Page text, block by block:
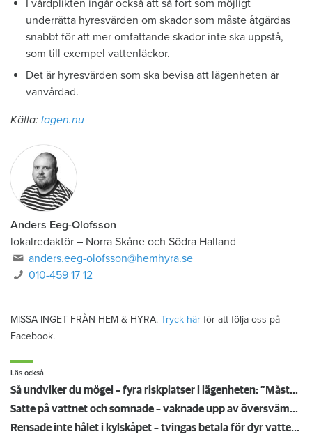
I vårdplikten ingår också att så fort som möjligt
underrätta hyresvärden om skador som måste åtgärdas
snabbt för att mer omfattande skador inte ska uppstå,
som till exempel vattenläckor.
Det är hyresvärden som ska bevisa att lägenheten är
vanvårdad.
Källa: lagen.nu
Anders Eeg-Olofsson
lokalredaktör – Norra Skåne och Södra Halland
anders.eeg-olofsson@hemhyra.se
010-459 17 12
MISSA INGET FRÅN HEM & HYRA. Tryck här för att följa oss på
Facebook.
Läs också
Så undviker du mögel – fyra riskplatser i lägenheten: ”Måste städa bort”
Satte på vattnet och somnade – vaknade upp av översvämning hos grannen
Rensade inte hålet i kylskåpet – tvingas betala för dyr vattenskada